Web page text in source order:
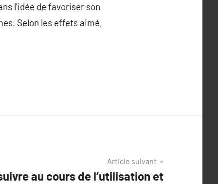
l’idée de favoriser son
Selon les effets aimé,
Article suivant
au cours de l’utilisation et